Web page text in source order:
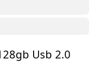
Usb 2.0